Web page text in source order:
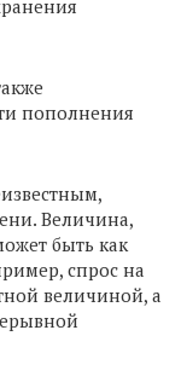
пополнения
Величина,
быть как
спрос на
величиной, а